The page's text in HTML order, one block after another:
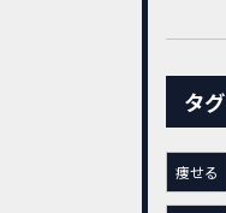
タグ
痩せる